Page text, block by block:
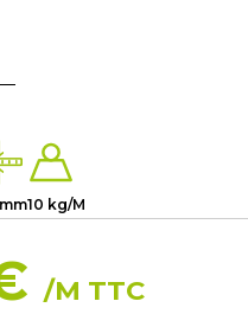
10 kg/M
/M TTC